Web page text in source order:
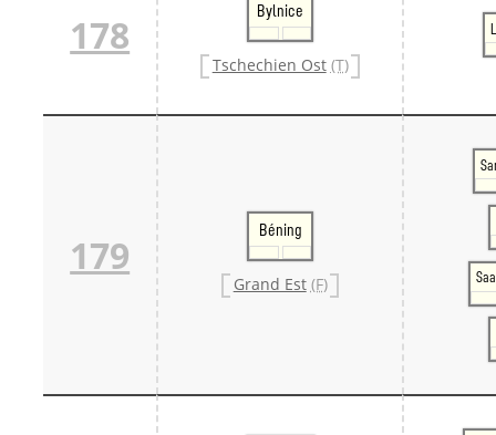
178
Bylnice
Tschechien Ost (T)
179
Béning
Grand Est (F)